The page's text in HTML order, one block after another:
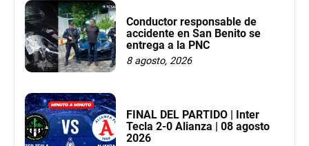
Conductor responsable de
accidente en San Benito se
entrega a la PNC
8 agosto, 2026
FINAL DEL PARTIDO | Inter
Tecla 2-0 Alianza | 08 agosto
2026